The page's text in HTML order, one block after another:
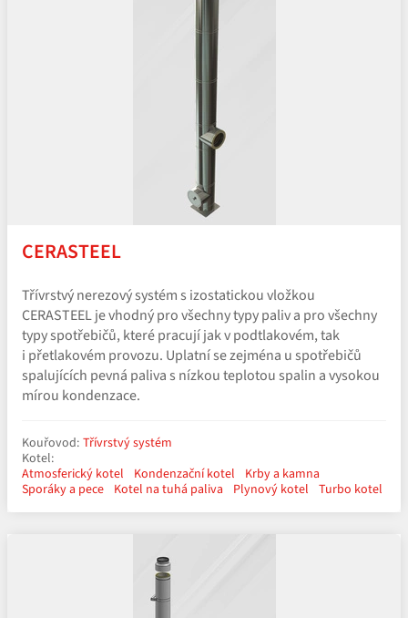
CERASTEEL
Třívrstvý nerezový systém s izostatickou vložkou
CERASTEEL je vhodný pro všechny typy paliv a pro všechny
typy spotřebičů, které pracují jak v podtlakovém, tak
i přetlakovém provozu. Uplatní se zejména u spotřebičů
spalujících pevná paliva s nízkou teplotou spalin a vysokou
mírou kondenzace.
Kouřovod: Třívrstvý systém
Kotel:
Atmosferický kotel
Kondenzační kotel
Krby a kamna
Sporáky a pece Kotel na tuhá paliva Plynový kotel Turbo kotel